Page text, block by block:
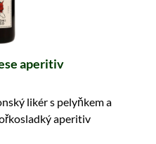
aperitiv
likér s pelyňkem a
aperitiv